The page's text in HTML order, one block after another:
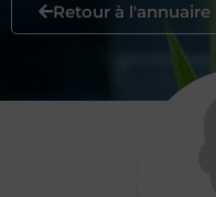
Retour à l'annuaire